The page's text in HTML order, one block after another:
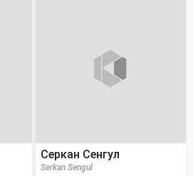
Серкан Сенгул
Serkan Sengul